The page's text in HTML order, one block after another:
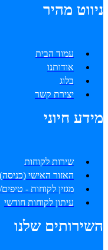
ניווט מהיר
עמוד הבית
אודותנו
בלוג
יצירת קשר
מידע חיוני
שירות לקוחות
האזור האישי (כניסה)
מגזין לקוחות -
עיתון לקוחות חודשי
השירותים שלנו